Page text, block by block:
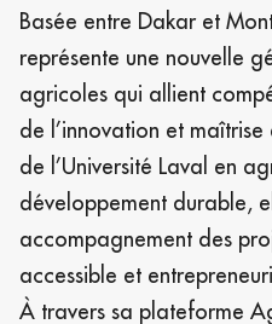
Basée entre Dakar et
représente une nouvelle
agricoles qui allient
de l’innovation et
de l’Université Laval en
développement durable,
accompagnement des
accessible et
À travers sa plateforme